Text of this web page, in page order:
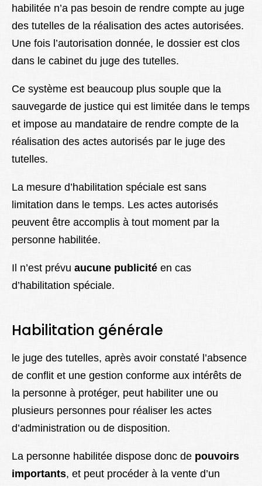
habilitée n’a pas besoin de rendre compte au juge
des tutelles de la réalisation des actes autorisées.
Une fois l’autorisation donnée, le dossier est clos
dans le cabinet du juge des tutelles.
Ce système est beaucoup plus souple que la
sauvegarde de justice qui est limitée dans le temps
et impose au mandataire de rendre compte de la
réalisation des actes autorisés par le juge des
tutelles.
La mesure d’habilitation spéciale est sans
limitation dans le temps. Les actes autorisés
peuvent être accomplis à tout moment par la
personne habilitée.
Il n’est prévu aucune publicité en cas
d’habilitation spéciale.
Habilitation générale
le juge des tutelles, après avoir constaté l’absence
de conflit et une gestion conforme aux intérêts de
la personne à protéger, peut habiliter une ou
plusieurs personnes pour réaliser les actes
d’administration ou de disposition.
La personne habilitée dispose donc de pouvoirs
importants, et peut procéder à la vente d’un